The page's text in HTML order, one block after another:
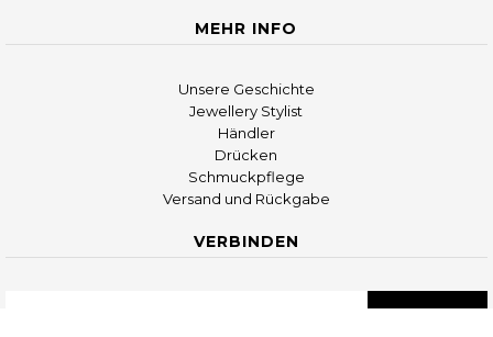
MEHR INFO
Unsere Geschichte
Jewellery Stylist
Händler
Drücken
Schmuckpflege
Versand und Rückgabe
VERBINDEN